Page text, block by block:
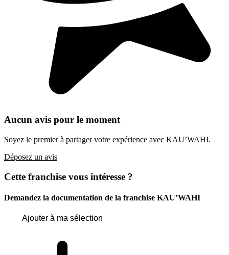
Aucun avis pour le moment
Soyez le premier à partager votre expérience avec KAU’WAHI.
Déposez un avis
Cette franchise vous intéresse ?
Demandez la documentation de la franchise KAU’WAHI
Ajouter à ma sélection